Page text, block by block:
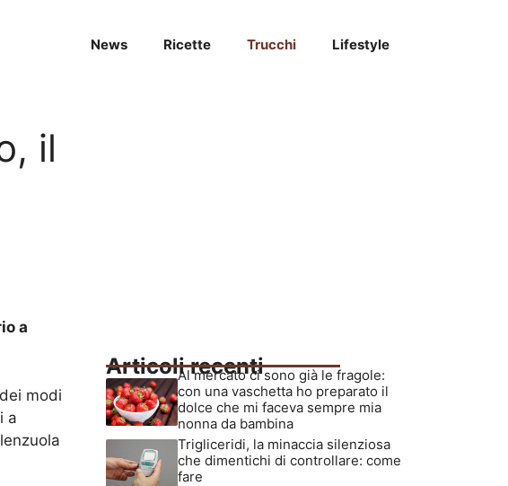
News Ricette Trucchi Lifestyle
il
a
modi
a
Articoli recenti
Al mercato ci sono già le fragole:
con una vaschetta ho preparato il
dolce che mi faceva sempre mia
nonna da bambina
Trigliceridi, la minaccia silenziosa
che dimentichi di controllare: come
fare